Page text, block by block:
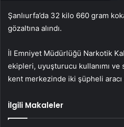
Şanlıurfa’da 32 kilo 660 gram
gözaltına alındı.
İl Emniyet Müdürlüğü Narkotik
ekipleri, uyuşturucu kullanımı ve
kent merkezinde iki şüpheli
İlgili Makaleler